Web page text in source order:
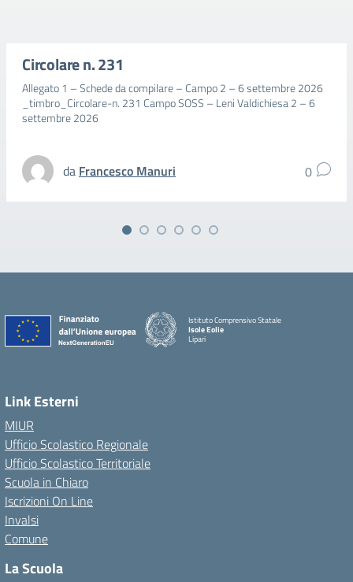
Circolare n. 231
Allegato 1 – Schede da compilare – Campo 2 – 6 settembre 2026
_timbro_Circolare-n. 231 Campo SOSS – Leni Valdichiesa 2 – 6
settembre 2026
da Francesco Manuri 0
Istituto Comprensivo Statale
Isole Eolie
Lipari
Link Esterni
MIUR
Ufficio Scolastico Regionale
Ufficio Scolastico Territoriale
Scuola in Chiaro
Iscrizioni On Line
Invalsi
Comune
La Scuola